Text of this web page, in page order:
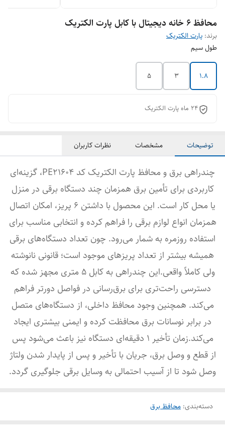
محافظ 6 خانه دیجیتال با کابل پارت الکتریک
برند: پارت الکتریک
طول سیم
1.8
3
5
24 ماه پارت الکتریک
توضیحات مشخصات نظرات کاربران
چندراهی برق و محافظ پارت الکتریک کد PE21604، گزینه‌ای
کاربردی برای تأمین برق همزمان چند دستگاه برقی در منزل
یا محل کار است. این محصول با داشتن 6 پریز، امکان اتصال
همزمان انواع لوازم برقی را فراهم کرده و انتخابی مناسب برای
استفاده روزمره به شمار می‌رود. چون تعداد دستگاه‌های برقی
همیشه بیشتر از تعداد پریزهای موجود است؛ قانونی نانوشته
ولی کاملاً واقعی.این چندراهی به کابل 5 متری مجهز شده که
دسترسی راحت‌تری برای برق‌رسانی در فواصل دورتر فراهم
می‌کند. همچنین وجود محافظ داخلی، از دستگاه‌های متصل
در برابر نوسانات برق محافظت کرده و ایمنی بیشتری ایجاد
می‌کند.زمان تأخیر 1 دقیقه‌ای دستگاه نیز باعث می‌شود پس
از قطع و وصل برق، جریان با تأخیر و پس از پایدار شدن ولتاژ
وصل شود تا از آسیب احتمالی به وسایل برقی جلوگیری گردد.
دسته‌بندی: محافظ برق